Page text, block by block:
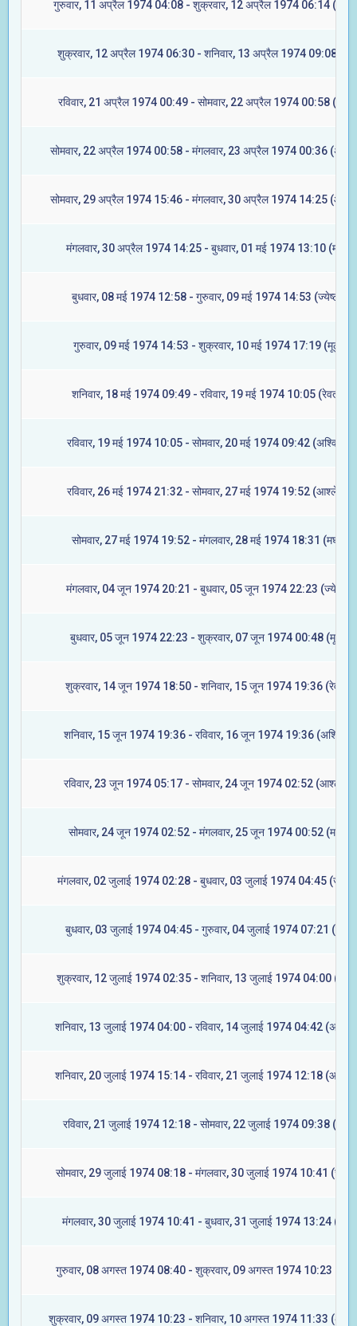
गुरुवार, 11 अप्रैल 1974 04:08 - शुक्रवार, 12 अप्रैल 1974 06:14
शुक्रवार, 12 अप्रैल 1974 06:30 - शनिवार, 13 अप्रैल 1974 09:08
रविवार, 21 अप्रैल 1974 00:49 - सोमवार, 22 अप्रैल 1974 00:58
सोमवार, 22 अप्रैल 1974 00:58 - मंगलवार, 23 अप्रैल 1974 00:36
सोमवार, 29 अप्रैल 1974 15:46 - मंगलवार, 30 अप्रैल 1974 14:25
मंगलवार, 30 अप्रैल 1974 14:25 - बुधवार, 01 मई 1974 13:10 (मघा)
बुधवार, 08 मई 1974 12:58 - गुरुवार, 09 मई 1974 14:53 (ज्येष्टा)
गुरुवार, 09 मई 1974 14:53 - शुक्रवार, 10 मई 1974 17:19 (मूल)
शनिवार, 18 मई 1974 09:49 - रविवार, 19 मई 1974 10:05 (रेवती)
रविवार, 19 मई 1974 10:05 - सोमवार, 20 मई 1974 09:42 (अश्विनी)
रविवार, 26 मई 1974 21:32 - सोमवार, 27 मई 1974 19:52 (आश्लेषा)
सोमवार, 27 मई 1974 19:52 - मंगलवार, 28 मई 1974 18:31 (मघा)
मंगलवार, 04 जून 1974 20:21 - बुधवार, 05 जून 1974 22:23 (ज्येष्टा)
बुधवार, 05 जून 1974 22:23 - शुक्रवार, 07 जून 1974 00:48 (मूल)
शुक्रवार, 14 जून 1974 18:50 - शनिवार, 15 जून 1974 19:36 (रेवती)
शनिवार, 15 जून 1974 19:36 - रविवार, 16 जून 1974 19:36 (अश्विनी)
रविवार, 23 जून 1974 05:17 - सोमवार, 24 जून 1974 02:52 (आश्लेषा)
सोमवार, 24 जून 1974 02:52 - मंगलवार, 25 जून 1974 00:52 (मघा)
मंगलवार, 02 जुलाई 1974 02:28 - बुधवार, 03 जुलाई 1974 04:45
बुधवार, 03 जुलाई 1974 04:45 - गुरुवार, 04 जुलाई 1974 07:21 (मूल)
शुक्रवार, 12 जुलाई 1974 02:35 - शनिवार, 13 जुलाई 1974 04:00
शनिवार, 13 जुलाई 1974 04:00 - रविवार, 14 जुलाई 1974 04:42
शनिवार, 20 जुलाई 1974 15:14 - रविवार, 21 जुलाई 1974 12:18
रविवार, 21 जुलाई 1974 12:18 - सोमवार, 22 जुलाई 1974 09:38 (मघा)
सोमवार, 29 जुलाई 1974 08:18 - मंगलवार, 30 जुलाई 1974 10:41
मंगलवार, 30 जुलाई 1974 10:41 - बुधवार, 31 जुलाई 1974 13:24 (मूल)
गुरुवार, 08 अगस्त 1974 08:40 - शुक्रवार, 09 अगस्त 1974 10:23
शुक्रवार, 09 अगस्त 1974 10:23 - शनिवार, 10 अगस्त 1974 11:33